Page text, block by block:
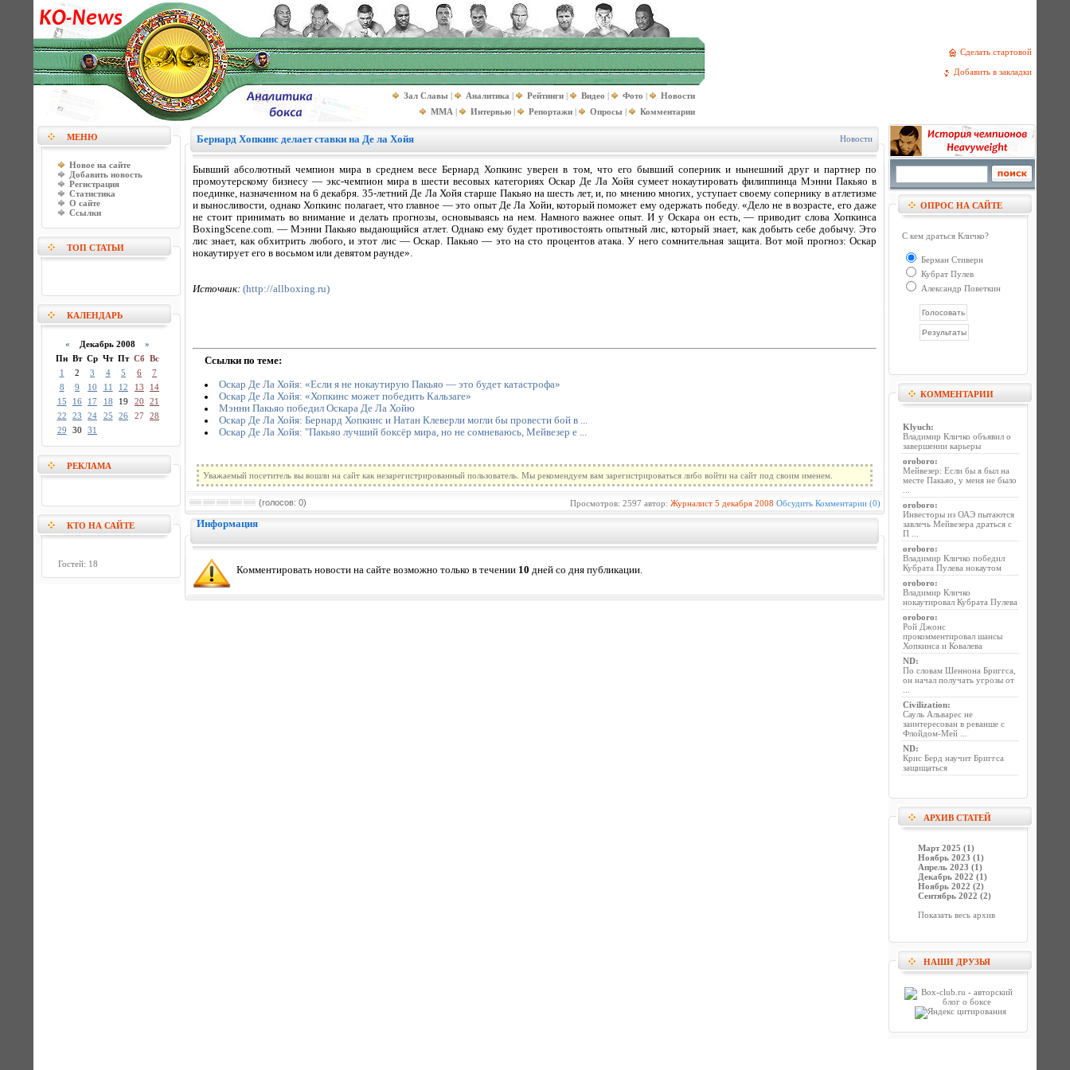
Сделать стартовой
Добавить в закладки
Зал Славы | Аналитика | Рейтинги | Видео | Фото |
Новости
MMA | Интервью | Репортажи | Опросы | Комментарии
МЕНЮ
Новое на сайте
Добавить новость
Регистрация
Статистика
О сайте
Ссылки
ТОП СТАТЬИ
КАЛЕНДАРЬ
« Декабрь 2008 »
Пн Вт Ср Чт Пт Сб Вс
1
2 3 4 5 6
7
8
9 10 11 12 13
14
15
16 17 18 19 20
21
22
23 24 25 26 27
28
29
30 31
РЕКЛАМА
КТО НА САЙТЕ
Гостей: 18
Бернард Хопкинс делает ставки на Де ла Хойя Новости
Бывший абсолютный чемпион мира в среднем весе Бернард Хопкинс уверен в том, что его бывший соперник и нынешний друг и партнер по
промоутерскому бизнесу — экс-чемпион мира в шести весовых категориях Оскар Де Ла Хойя сумеет нокаутировать филиппинца Мэнни Пакьяо в
поединке, назначенном на 6 декабря. 35-летний Де Ла Хойя старше Пакьяо на шесть лет, и, по мнению многих, уступает своему сопернику в атлетизме
и выносливости, однако Хопкинс полагает, что главное — это опыт Де Ла Хойи, который поможет ему одержать победу. «Дело не в возрасте, его даже
не стоит принимать во внимание и делать прогнозы, основываясь на нем. Намного важнее опыт. И у Оскара он есть, — приводит слова Хопкинса
BoxingScene.com. — Мэнни Пакьяо выдающийся атлет. Однако ему будет противостоять опытный лис, который знает, как добыть себе добычу. Это
лис знает, как обхитрить любого, и этот лис — Оскар. Пакьяо — это на сто процентов атака. У него сомнительная защита. Вот мой прогноз: Оскар
нокаутирует его в восьмом или девятом раунде».
Источник: (http://allboxing.ru)
Ссылки по теме:
Оскар Де Ла Хойя: «Если я не нокаутирую Пакьяо — это будет катастрофа»
Оскар Де Ла Хойя: «Хопкинс может победить Кальзаге»
Мэнни Пакьяо победил Оскара Де Ла Хойю
Оскар Де Ла Хойя: Бернард Хопкинс и Натан Клеверли могли бы провести бой в ...
Оскар Де Ла Хойя: "Пакьяо лучший боксёр мира, но не сомневаюсь, Мейвезер е ...
Уважаемый посетитель вы вошли на сайт как незарегистрированный пользователь. Мы рекомендуем вам зарегистрироваться либо войти на сайт под своим именем.
(голосов: 0) Просмотров: 2597 автор: Журналист 5 декабря 2008 Обсудить Комментарии (0)
Информация
Комментировать новости на сайте возможно только в течении 10 дней со дня публикации.
ОПРОС НА САЙТЕ
С кем драться Кличко?
Берман Стиверн
Кубрат Пулев
Александр Поветкин
КОММЕНТАРИИ
Klyuch:
Владимир Кличко объявил о
завершении карьеры
oroboro:
Мейвезер: Если бы я был на
месте Пакьяо, у меня не было
oroboro:
Инвесторы из ОАЭ пытаются
завлечь Мейвезера драться с
П ...
oroboro:
Владимир Кличко победил
Кубрата Пулева нокаутом
oroboro:
Владимир Кличко
нокаутировал Кубрата Пулева
oroboro:
Рой Джонс
прокомментировал шансы
Хопкинса и Ковалева
ND:
По словам Шеннона Бриггса,
он начал получать угрозы от
Civilization:
Сауль Альварес не
заинтересован в реванше с
Флойдом-Мей ...
ND:
Крис Берд научит Бриггса
защищаться
АРХИВ СТАТЕЙ
Март 2025 (1)
Ноябрь 2023 (1)
Апрель 2023 (1)
Декабрь 2022 (1)
Ноябрь 2022 (2)
Сентябрь 2022 (2)
Показать весь архив
НАШИ ДРУЗЬЯ